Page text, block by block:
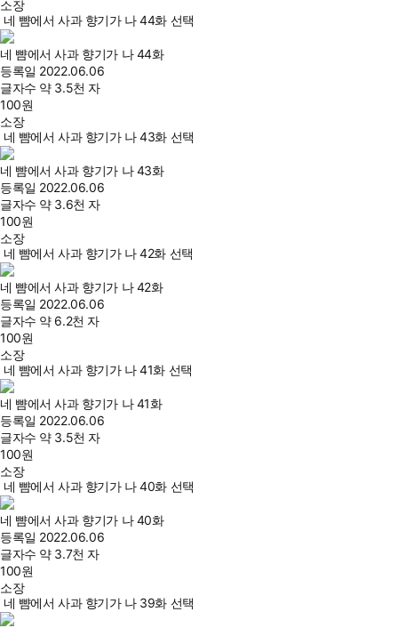
소장
네 뺨에서 사과 향기가 나 44화 선택
네 뺨에서 사과 향기가 나 44화
등록일 2022.06.06
글자수 약 3.5천 자
100원
소장
네 뺨에서 사과 향기가 나 43화 선택
네 뺨에서 사과 향기가 나 43화
등록일 2022.06.06
글자수 약 3.6천 자
100원
소장
네 뺨에서 사과 향기가 나 42화 선택
네 뺨에서 사과 향기가 나 42화
등록일 2022.06.06
글자수 약 6.2천 자
100원
소장
네 뺨에서 사과 향기가 나 41화 선택
네 뺨에서 사과 향기가 나 41화
등록일 2022.06.06
글자수 약 3.5천 자
100원
소장
네 뺨에서 사과 향기가 나 40화 선택
네 뺨에서 사과 향기가 나 40화
등록일 2022.06.06
글자수 약 3.7천 자
100원
소장
네 뺨에서 사과 향기가 나 39화 선택